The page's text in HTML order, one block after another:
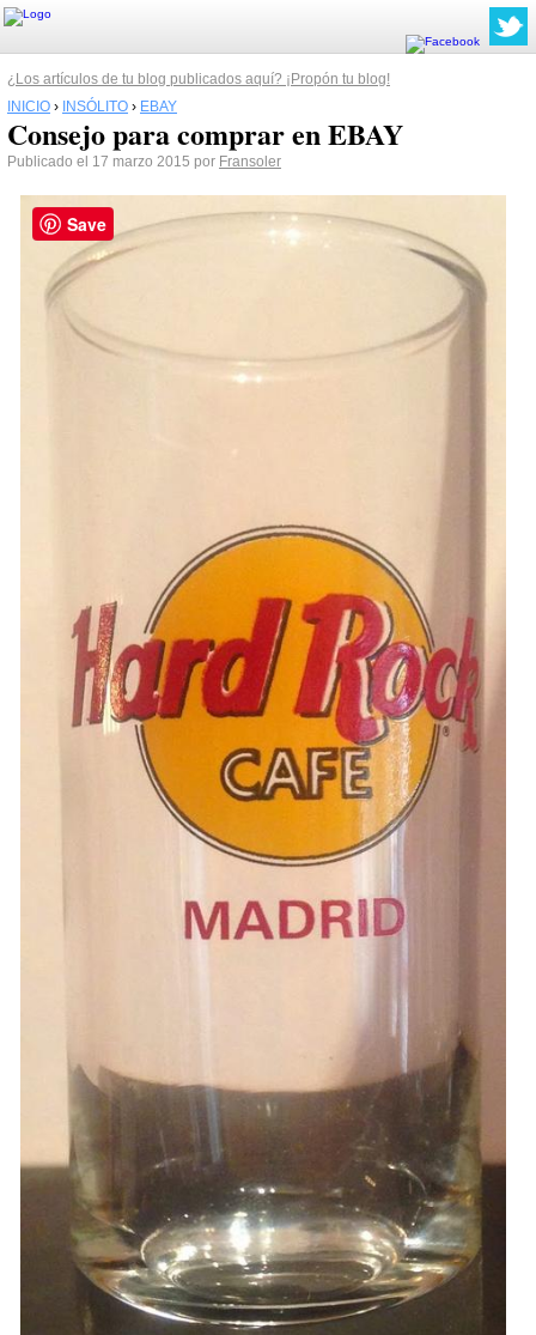
¿Los artículos de tu blog publicados aquí? ¡Propón tu blog!
INICIO › INSÓLITO › EBAY
Consejo para comprar en EBAY
Publicado el 17 marzo 2015 por Fransoler
Save